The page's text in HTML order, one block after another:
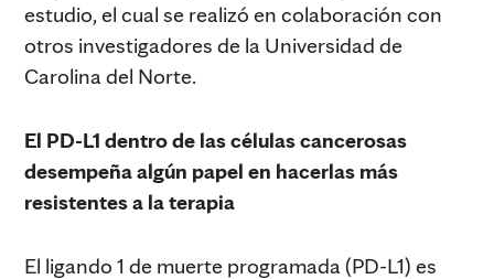
estudio, el cual se realizó en colaboración con
otros investigadores de la Universidad de
Carolina del Norte.
El PD-L1 dentro de las células cancerosas
desempeña algún papel en hacerlas más
resistentes a la terapia
El ligando 1 de muerte programada (PD-L1) es